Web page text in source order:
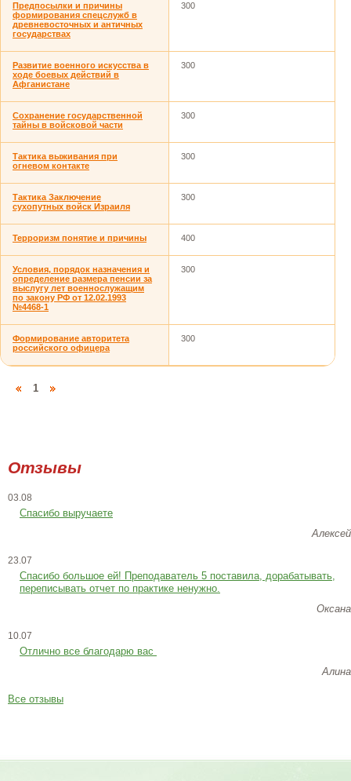
Предпосылки и причины
формирования спецслужб в
древневосточных и античных
государствах
300
Развитие военного искусства в
ходе боевых действий в
Афганистане
300
Сохранение государственной
тайны в войсковой части
300
Тактика выживания при
огневом контакте
300
Тактика Заключение
сухопутных войск Израиля
300
Терроризм понятие и причины 400
Условия, порядок назначения и
определение размера пенсии за
выслугу лет военнослужащим
по закону РФ от 12.02.1993
№4468-1
300
Формирование авторитета
российского офицера
300
1
Отзывы
03.08
Спасибо выручаете
Алексей
23.07
Cпасибо большое ей! Преподаватель 5 поставила, дорабатывать,
переписывать отчет по практике ненужно.
Оксана
10.07
Отлично все благодарю вас
Алина
Все отзывы